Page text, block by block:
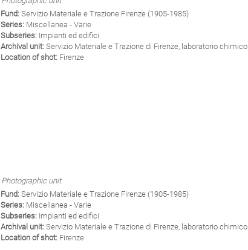
Fund:Servizio Materiale e Trazione Firenze (1905-1985)
Series:Miscellanea - Varie
Subseries:Impianti ed edifici
Archival unit:Servizio Materiale e Trazione di Firenze, laboratorio chimico
Location of shot:Firenze
Photographic unit
Fund:Servizio Materiale e Trazione Firenze (1905-1985)
Series:Miscellanea - Varie
Subseries:Impianti ed edifici
Archival unit:Servizio Materiale e Trazione di Firenze, laboratorio chimico
Location of shot:Firenze